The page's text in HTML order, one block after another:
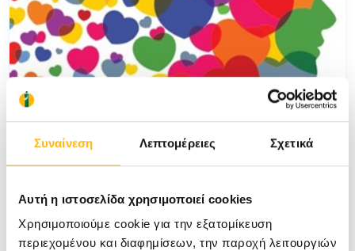
Συναίνεση Λεπτομέρειες Σχετικά
Αυτή η ιστοσελίδα χρησιμοποιεί cookies
Χρησιμοποιούμε cookie για την εξατομίκευση
περιεχομένου και διαφημίσεων, την παροχή λειτουργιών
Τεύχος 36
Δείτε το τεύχος